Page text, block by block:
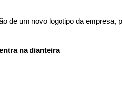
de um novo logotipo da empresa,
na dianteira